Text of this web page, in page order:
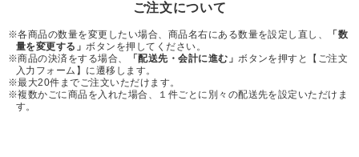
ご注文について
※各商品の数量を変更したい場合、商品名右にある数量を設定し直し、
「数
量を変更する」ボタンを押してください。
※商品の決済をする場合、
「配送先・会計に進む」ボタンを押すと【ご注文
入力フォーム】に遷移します。
※最大20件までご注文いただけます。
※複数かごに商品を入れた場合、１件ごとに別々の配送先を設定いただけま
す。